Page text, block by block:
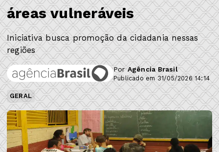
áreas vulneráveis
Iniciativa busca promoção da cidadania nessas
regiões
PorAgência Brasil
Publicado em 31/05/2026 14:14
GERAL